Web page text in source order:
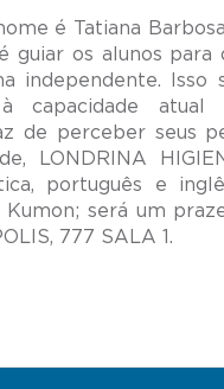
é Tatiana
guiar os alunos para
independente.
à capacidade
de perceber seus
LONDRINA
português e
será um